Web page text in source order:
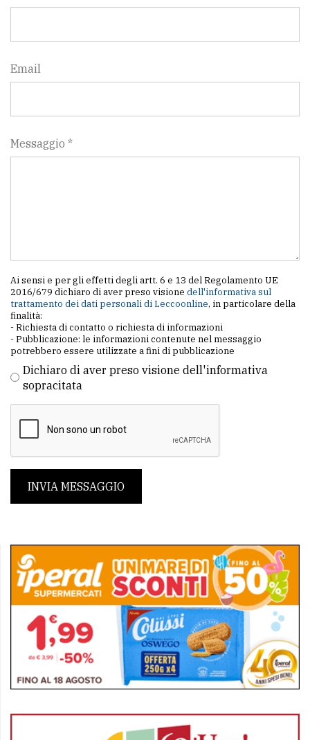
Email
Messaggio *
Ai sensi e per gli effetti degli artt. 6 e 13 del Regolamento UE
2016/679 dichiaro di aver preso visione dell'informativa sul
trattamento dei dati personali di Leccoonline, in particolare della
finalità:
- Richiesta di contatto o richiesta di informazioni
- Pubblicazione: le informazioni contenute nel messaggio
potrebbero essere utilizzate a fini di pubblicazione
Dichiaro di aver preso visione dell'informativa
sopracitata
INVIA MESSAGGIO